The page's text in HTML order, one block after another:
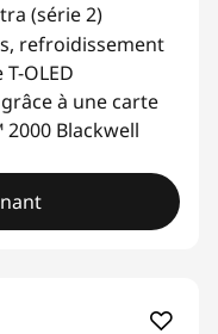
(série 2)
refroidissement
OLED
à une carte
2000 Blackwell